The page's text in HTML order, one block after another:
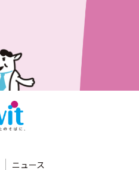
ニュース